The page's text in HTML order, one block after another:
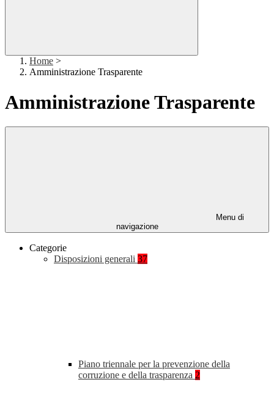
Home >
Amministrazione Trasparente
Amministrazione Trasparente
Menu di
navigazione
Categorie
Disposizioni generali 37
Piano triennale per la prevenzione della
corruzione e della trasparenza 2